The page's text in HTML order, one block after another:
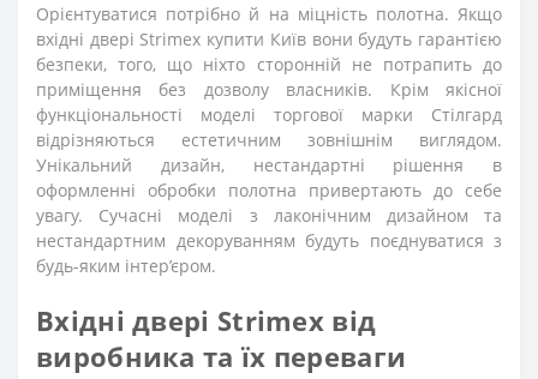
Орієнтуватися потрібно й на міцність полотна. Якщо
вхідні двері Strimex купити Київ вони будуть гарантією
безпеки, того, що ніхто сторонній не потрапить до
приміщення без дозволу власників. Крім якісної
функціональності моделі торгової марки Стілгард
відрізняються естетичним зовнішнім виглядом.
Унікальний дизайн, нестандартні рішення в
оформленні обробки полотна привертають до себе
увагу. Сучасні моделі з лаконічним дизайном та
нестандартним декоруванням будуть поєднуватися з
будь-яким інтер’єром.
Вхідні двері Strimex від
виробника та їх переваги